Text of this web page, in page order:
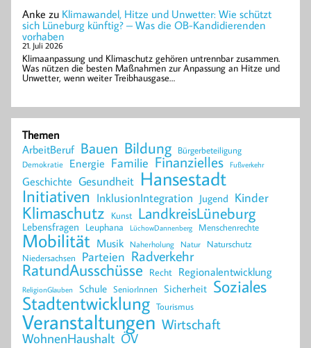
Anke zu Klimawandel, Hitze und Unwetter: Wie schützt
sich Lüneburg künftig? – Was die OB-Kandidierenden
vorhaben
21. Juli 2026
Klimaanpassung und Klimaschutz gehören untrennbar zusammen.
Was nützen die besten Maßnahmen zur Anpassung an Hitze und
Unwetter, wenn weiter Treibhausgase…
Themen
ArbeitBeruf Bauen Bildung Bürgerbeteiligung
Demokratie Energie Familie Finanzielles Fußverkehr
Geschichte Gesundheit Hansestadt
Initiativen InklusionIntegration Jugend Kinder
Klimaschutz Kunst LandkreisLüneburg
Lebensfragen Leuphana LüchowDannenberg Menschenrechte
Mobilität Musik Naherholung Natur Naturschutz
Niedersachsen Parteien Radverkehr
RatundAusschüsse Recht Regionalentwicklung
ReligionGlauben Schule SeniorInnen Sicherheit Soziales
Stadtentwicklung Tourismus
Veranstaltungen Wirtschaft
WohnenHaushalt ÖV